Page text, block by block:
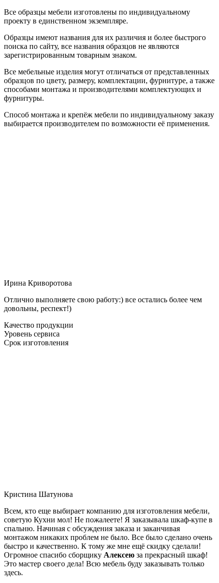
Все образцы мебели изготовлены по индивидуальному
проекту в единственном экземпляре.
Образцы имеют названия для их различия и более быстрого
поиска по сайту, все названия образцов не являются
зарегистрированным товарным знаком.
Все мебельные изделия могут отличаться от представленных
образцов по цвету, размеру, комплектации, фурнитуре, а также
способами монтажа и производителями комплектующих и
фурнитуры.
Способ монтажа и крепёж мебели по индивидуальному заказу
выбирается производителем по возможности её применения.
Ирина Криворотова
Отлично выполняете свою работу:) все остались более чем
довольны, респект!)
Качество продукции
Уровень сервиса
Срок изготовления
Кристина Шатунова
Всем, кто еще выбирает компанию для изготовления мебели,
советую Кухни мол! Не пожалеете! Я заказывала шкаф-купе в
спальню. Начиная с обсуждения заказа и заканчивая
монтажом никаких проблем не было. Все было сделано очень
быстро и качественно. К тому же мне ещё скидку сделали!
Огромное спасибо сборщику Алексею за прекрасный шкаф!
Это мастер своего дела! Всю мебель буду заказывать только
здесь.